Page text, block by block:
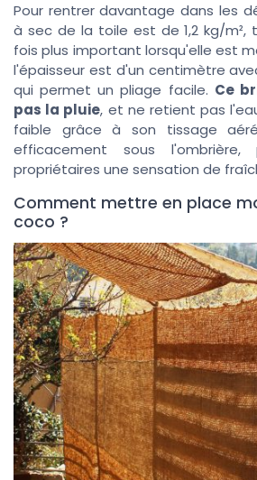
Pour rentrer davantage dans les
à sec de la toile est de 1,2 kg/m²,
fois plus important lorsqu'elle est
l'épaisseur est d'un centimètre
qui permet un pliage facile. Ce
pas la pluie, et ne retient pas
faible grâce à son tissage
efficacement sous
propriétaires une sensation de
Comment mettre en place
coco ?